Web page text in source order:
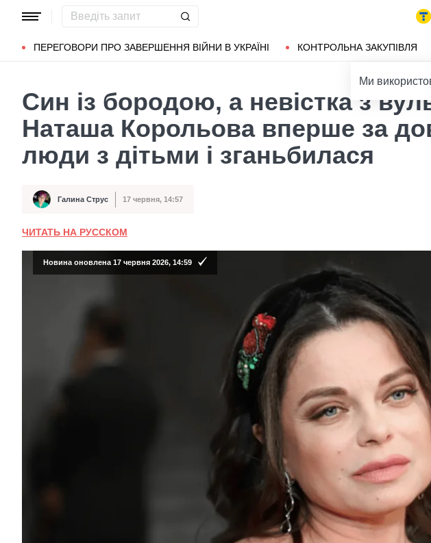
ПЕРЕГОВОРИ ПРО ЗАВЕРШЕННЯ ВІЙНИ В УКРАЇНІ КОНТРОЛЬНА ЗАКУПІВЛЯ
Популярні запити Маріуполь Донбас
Ми
Син із бородою, а невістка з
Наташа Корольова вперше за
люди з дітьми і зганьбилася
Автор Галина Струс
Дата публікації 17 червня, 14:57
ЧИТАТЬ НА РУССКОМ
Новина оновлена 17 червня 2026, 14:59